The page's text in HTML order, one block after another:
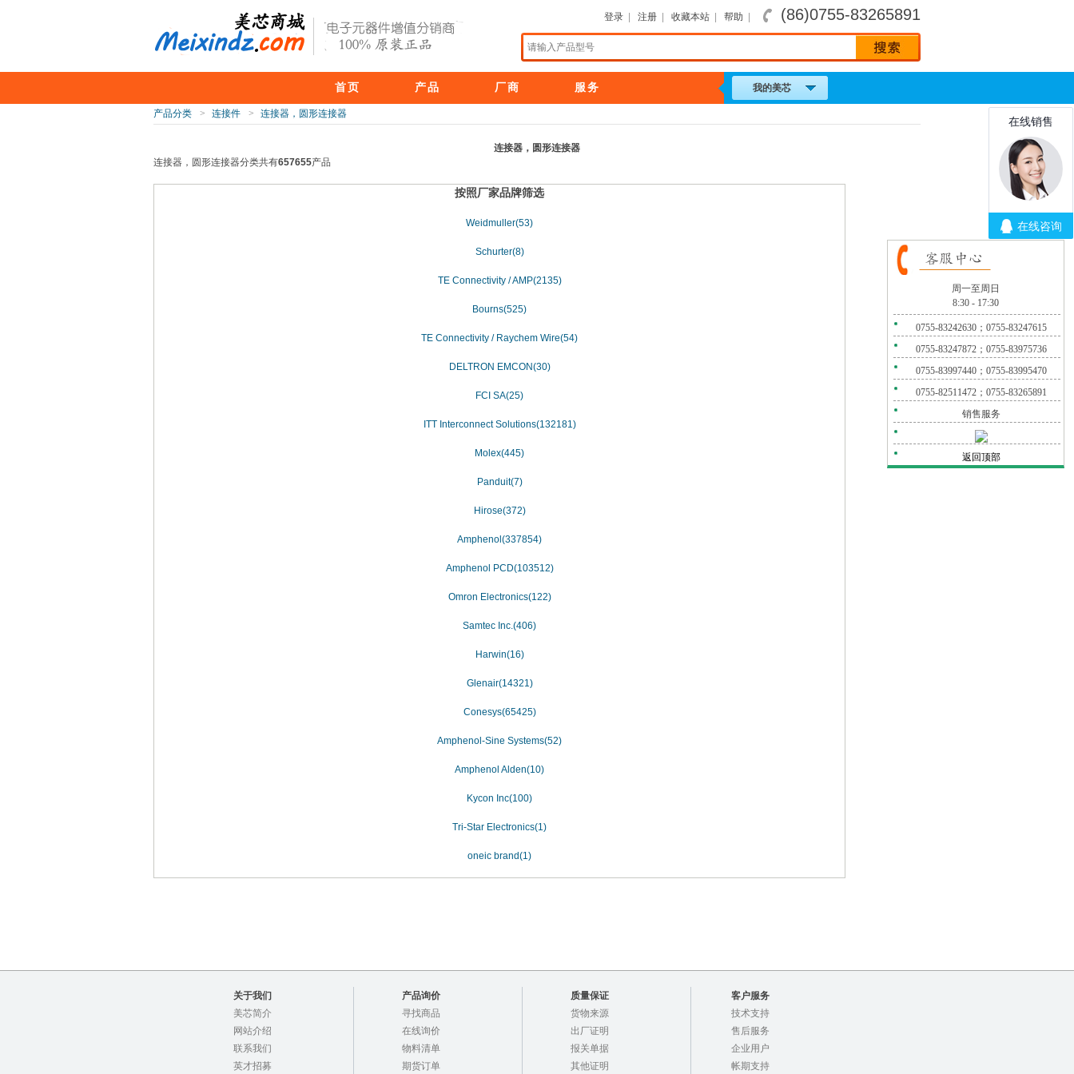
登录 注册 收藏本站 帮助 (86)0755-83265891
首页 产品 厂商 服务 我的美芯
产品分类 > 连接件 > 连接器，圆形连接器
连接器，圆形连接器
连接器，圆形连接器分类共有657655产品
按照厂家品牌筛选
Weidmuller(53)
Schurter(8)
TE Connectivity / AMP(2135)
Bourns(525)
TE Connectivity / Raychem Wire(54)
DELTRON EMCON(30)
FCI SA(25)
ITT Interconnect Solutions(132181)
Molex(445)
Panduit(7)
Hirose(372)
Amphenol(337854)
Amphenol PCD(103512)
Omron Electronics(122)
Samtec Inc.(406)
Harwin(16)
Glenair(14321)
Conesys(65425)
Amphenol-Sine Systems(52)
Amphenol Alden(10)
Kycon Inc(100)
Tri-Star Electronics(1)
oneic brand(1)
关于我们
美芯简介
网站介绍
联系我们
英才招募
产品询价
寻找商品
在线询价
物料清单
期货订单
质量保证
货物来源
出厂证明
报关单据
其他证明
客户服务
技术支持
售后服务
企业用户
帐期支持
周一至周日
8:30 - 17:30
0755-83242630；0755-83247615
0755-83247872；0755-83975736
0755-83997440；0755-83995470
0755-82511472；0755-83265891
销售服务
返回顶部